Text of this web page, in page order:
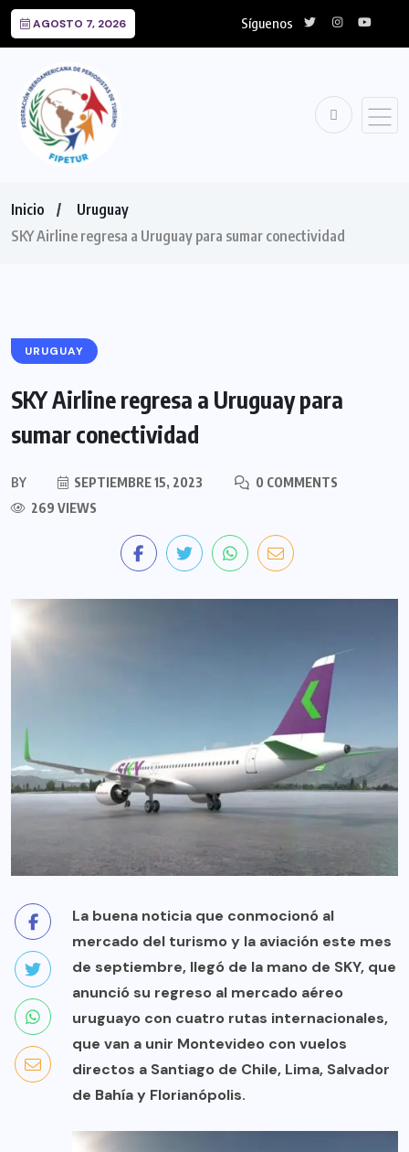
AGOSTO 7, 2026 Síguenos
Inicio
Uruguay
SKY Airline regresa a Uruguay para sumar conectividad
URUGUAY
SKY Airline regresa a Uruguay para
sumar conectividad
BY SEPTIEMBRE 15, 2023
0 COMMENTS
269 VIEWS
La buena noticia que conmocionó al
mercado del turismo y la aviación este mes
de septiembre, llegó de la mano de SKY, que
anunció su regreso al mercado aéreo
uruguayo con cuatro rutas internacionales,
que van a unir Montevideo con vuelos
directos a Santiago de Chile, Lima, Salvador
de Bahía y Florianópolis.